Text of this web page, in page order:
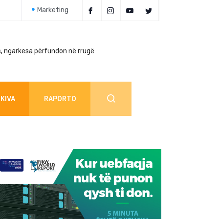
Marketing
ngarkesa përfundon në rrugë
RAPORTO